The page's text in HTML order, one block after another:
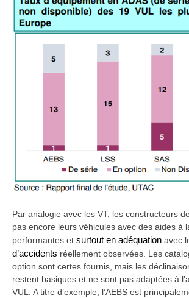
Par analogie avec les VT, les constructeurs
pas encore leurs véhicules avec des aides à
performantes et surtout en adéquation avec
d’accidents réellement observées. Les
option sont certes fournis, mais les
restent basiques et ne sont pas adaptées à
VUL. A titre d’exemple, l’AEBS est